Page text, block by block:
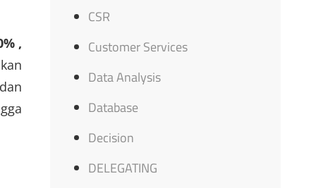
,
CSR
Customer Services
Data Analysis
Database
Decision
DELEGATING